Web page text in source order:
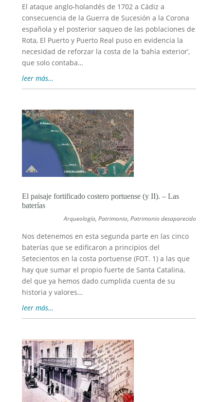
El ataque anglo-holandés de 1702 a Cádiz a
consecuencia de la Guerra de Sucesión a la Corona
española y el posterior saqueo de las poblaciones de
Rota, El Puerto y Puerto Real puso en evidencia la
necesidad de reforzar la costa de la ‘bahía exterior’,
que solo contaba…
leer más…
El paisaje fortificado costero portuense (y II). – Las
baterías
Arqueología,Patrimonio,Patrimonio desaparecido
Nos detenemos en esta segunda parte en las cinco
baterías que se edificaron a principios del
Setecientos en la costa portuense (FOT. 1) a las que
hay que sumar el propio fuerte de Santa Catalina,
del que ya hemos dado cumplida cuenta de su
historia y valores…
leer más…